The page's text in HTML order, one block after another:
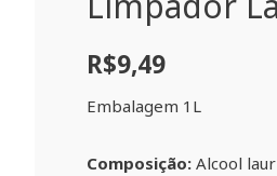
R$9,49
Embalagem 1L
Composição: Alcool